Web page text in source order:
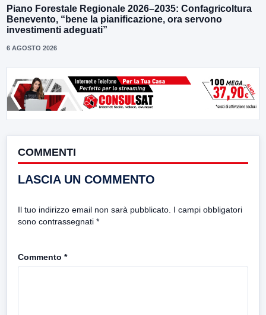
Piano Forestale Regionale 2026–2035: Confagricoltura
Benevento, “bene la pianificazione, ora servono
investimenti adeguati”
6 AGOSTO 2026
COMMENTI
LASCIA UN COMMENTO
Il tuo indirizzo email non sarà pubblicato. I campi obbligatori
sono contrassegnati *
Commento *